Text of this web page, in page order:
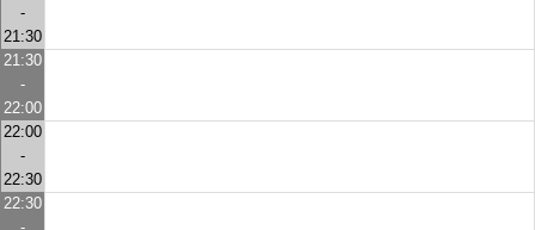
-
21:30
21:30
-
22:00
22:00
-
22:30
22:30